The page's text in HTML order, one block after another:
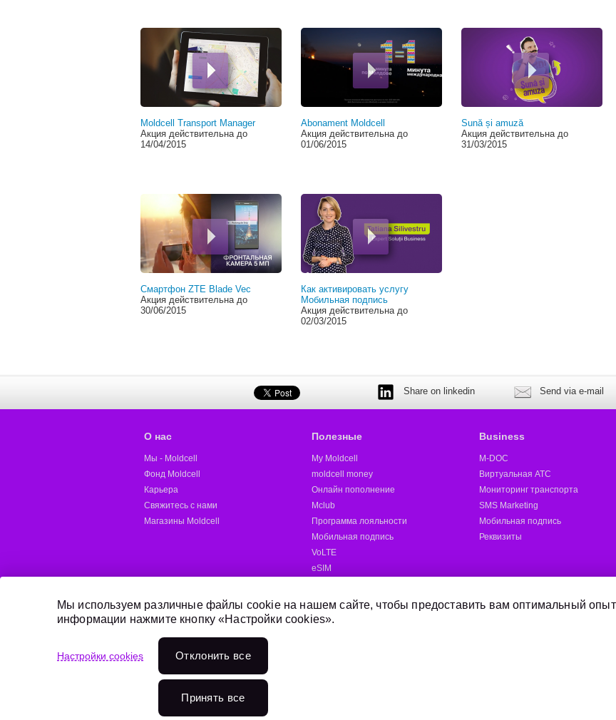
Moldcell Transport Manager
Акция действительна до
14/04/2015
Abonament Moldcell
Акция действительна до
01/06/2015
Sună și amuză
Акция действительна до
31/03/2015
Смартфон ZTE Blade Vec
Акция действительна до
30/06/2015
Как активировать услугу
Мобильная подпись
Акция действительна до
02/03/2015
Share on linkedin Send via e-mail
О нас
Мы - Moldcell
Фонд Moldcell
Карьера
Свяжитесь с нами
Магазины Moldcell
Полезные
My Moldcell
moldcell money
Онлайн пополнение
Mclub
Программа лояльности
Мобильная подпись
VoLTE
eSIM
Business
M-DOC
Виртуальная АТС
Мониторинг транспорта
SMS Marketing
Мобильная подпись
Реквизиты
Онлайн пополнение
Мы используем различные файлы cookie на нашем сайте, чтобы предоставить вам оптимальный
информации нажмите кнопку «Настройки cookies».
Настройки cookies Отклонить всe
Принять все